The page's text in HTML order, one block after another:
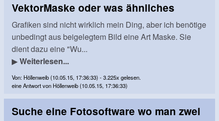
VektorMaske oder was ähnliches
Grafiken sind nicht wirklich mein Ding, aber ich benötige
unbedingt aus beigelegtem Bild eine Art Maske. Sie
dient dazu eine "Wu...
▶Weiterlesen...
Von: Höllenweib (10.05.15, 17:36:33) - 3.225x gelesen.
eine Antwort von Höllenweib (10.05.15, 17:36:33)
Suche eine Fotosoftware wo man zwei